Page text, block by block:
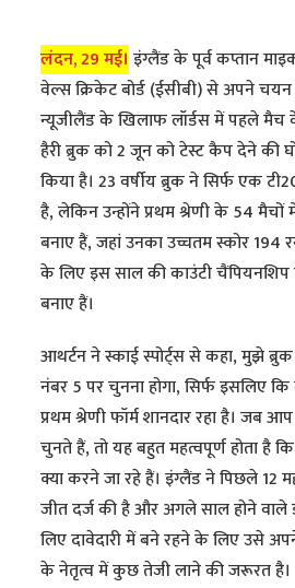
लंदन, 29 मई। इंग्लैंड के पूर्व कप्तान
वेल्स क्रिकेट बोर्ड (ईसीबी) से अपने
न्यूजीलैंड के खिलाफ लॉर्डस में पहले मैच
हैरी ब्रुक को 2 जून को टेस्ट कैप देने की
किया है। 23 वर्षीय ब्रुक ने सिर्फ एक
है, लेकिन उन्होंने प्रथम श्रेणी के 54
बनाए हैं, जहां उनका उच्चतम स्कोर 194
के लिए इस साल की काउंटी चैंपियनशिप
बनाए हैं।
आथर्टन ने स्काई स्पोर्ट्स से कहा, मुझे
नंबर 5 पर चुनना होगा, सिर्फ इसलिए
प्रथम श्रेणी फॉर्म शानदार रहा है। जब
चुनते हैं, तो यह बहुत महत्वपूर्ण होता
क्या करने जा रहे हैं। इंग्लैंड ने पिछले 12
जीत दर्ज की है और अगले साल होने
लिए दावेदारी में बने रहने के लिए उसे
के नेतृत्व में कुछ तेजी लाने की जरूरत है।